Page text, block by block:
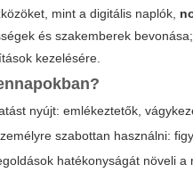
mint adigitális naplók
és szakemberek bevonása;
kezelésére.
nyújt: emlékeztetők,
szabottan használni:
hatékonyságát növeli